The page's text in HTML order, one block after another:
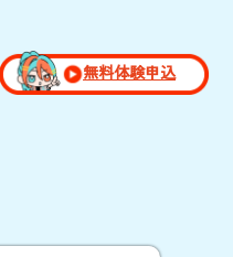
無料体験申込